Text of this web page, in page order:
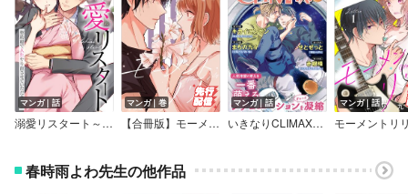
マンガ｜話
溺愛リスタート～契約婚で人生やり直させていただきます
マンガ｜巻
【合冊版】モーメント・リリー
マンガ｜話
いきなりCLIMAX！Vol.34
マンガ｜話
モーメントリ
春時雨よわ先生の他作品